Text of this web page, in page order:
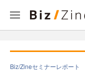
Biz/Zineセミナーレポート